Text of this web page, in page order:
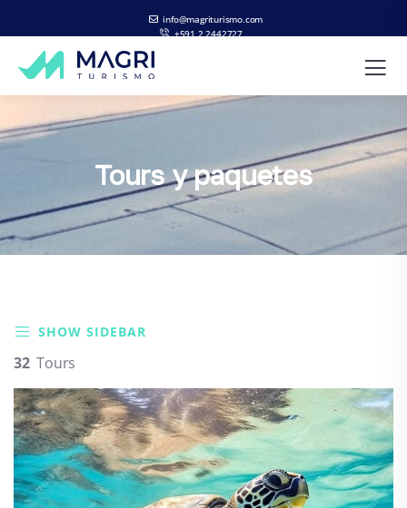
info@magriturismo.com
+591 2 2442727
Tours y paquetes
SHOW SIDEBAR
32Tours